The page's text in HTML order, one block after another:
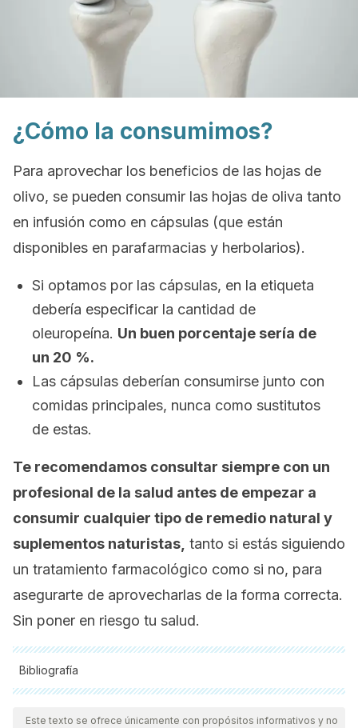
¿Cómo la consumimos?
Para aprovechar los beneficios de las hojas de
olivo, se pueden consumir las hojas de oliva tanto
en infusión como en cápsulas (que están
disponibles en parafarmacias y herbolarios).
Si optamos por las cápsulas, en la etiqueta
debería especificar la cantidad de
oleuropeína. Un buen porcentaje sería de
un 20 %.
Las cápsulas deberían consumirse junto con
comidas principales, nunca como sustitutos
de estas.
Te recomendamos consultar siempre con un
profesional de la salud antes de empezar a
consumir cualquier tipo de remedio natural y
suplementos naturistas, tanto si estás siguiendo
un tratamiento farmacológico como si no, para
asegurarte de aprovecharlas de la forma correcta.
Sin poner en riesgo tu salud.
Bibliografía
Todas las fuentes citadas fueron revisadas a profundidad por
nuestro equipo, para asegurar su calidad, confiabilidad,
Este texto se ofrece únicamente con propósitos informativos y no